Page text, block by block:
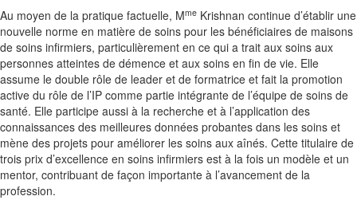
Au moyen de la pratique factuelle, Mme Krishnan continue d’établir une
nouvelle norme en matière de soins pour les bénéficiaires de maisons
de soins infirmiers, particulièrement en ce qui a trait aux soins aux
personnes atteintes de démence et aux soins en fin de vie. Elle
assume le double rôle de leader et de formatrice et fait la promotion
active du rôle de l’IP comme partie intégrante de l’équipe de soins de
santé. Elle participe aussi à la recherche et à l’application des
connaissances des meilleures données probantes dans les soins et
mène des projets pour améliorer les soins aux aînés. Cette titulaire de
trois prix d’excellence en soins infirmiers est à la fois un modèle et un
mentor, contribuant de façon importante à l’avancement de la
profession.